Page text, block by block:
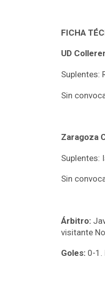
FICHA
UD
Suplentes:
Sin
Zaragoza
Suplentes:
Sin
Árbitro:
visitante
Goles: 0-1.